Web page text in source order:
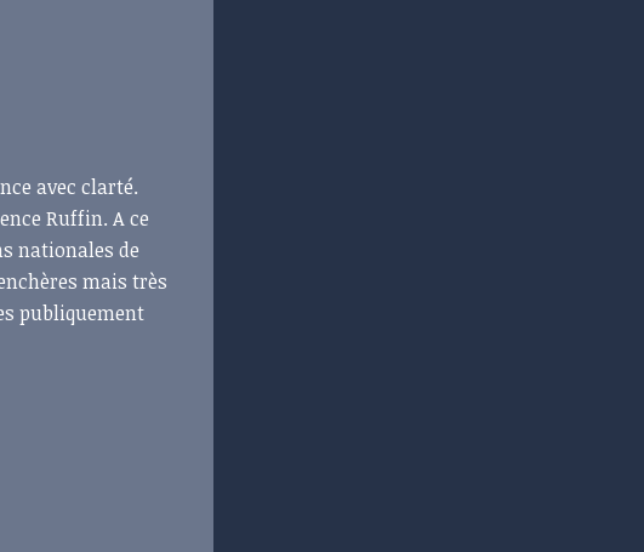
avec clarté.
Ruffin. A ce
nationales de
mais très
publiquement